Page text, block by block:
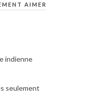
AIMER
indienne
seulement